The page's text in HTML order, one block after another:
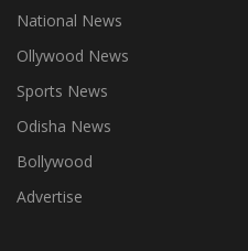
National News
Ollywood News
Sports News
Odisha News
Bollywood
Advertise